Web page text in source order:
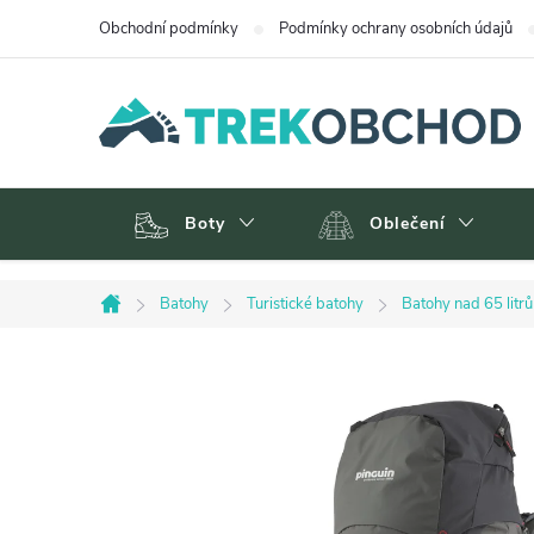
Obchodní podmínky Podmínky ochrany osobních údajů
Boty Oblečení
Domů
Batohy Turistické batohy Batohy nad 65 litrů